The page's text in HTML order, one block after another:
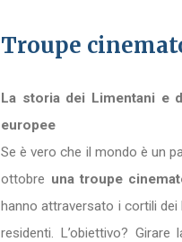
Troupe
La storia dei Limentani e
europee
Se è vero che il mondo è un
ottobre una troupe
hanno attraversato i cortili dei
residenti. L’obiettivo?